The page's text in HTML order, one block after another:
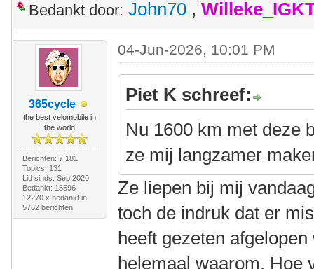
Bedankt door: John70 ,
365cycle
the best velomobile in
the world
Berichten: 7.181
Topics: 131
Lid sinds: Sep 2020
Bedankt: 15596
12270 x bedankt in
5762 berichten
04-Jun-2026, 10:01 PM
Piet K schreef:
Nu 1600 km met deze
ze mij langzamer
Ze liepen bij mij
toch de indruk dat er
heeft gezeten
helemaal waarom. Hoe